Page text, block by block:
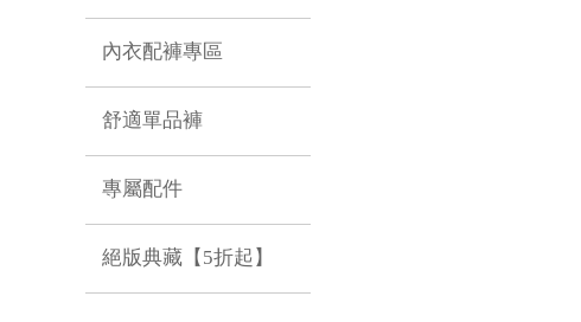
內衣配褲專區
舒適單品褲
專屬配件
絕版典藏【5折起】